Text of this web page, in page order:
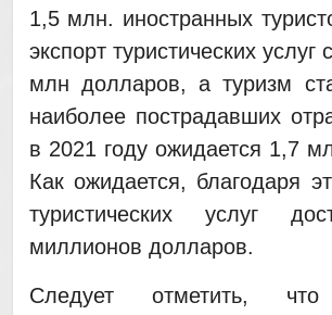
1,5 млн. иностранных
экспорт туристических услуг
млн долларов, а туризм
наиболее пострадавших
в 2021 году ожидается 1,7
Как ожидается, благодаря
туристических услуг
миллионов долларов.
Следует отметить,